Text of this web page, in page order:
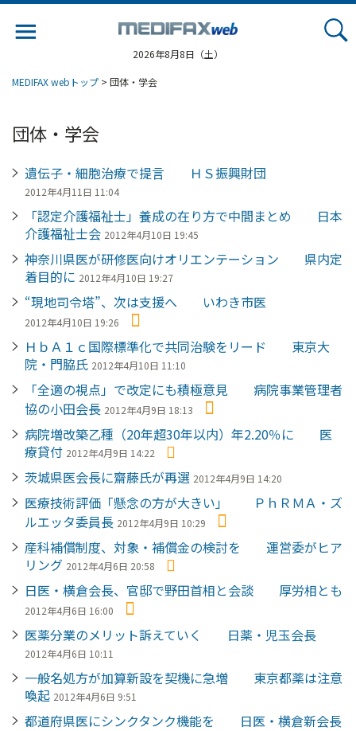
2026年8月8日（土）
MEDIFAX webトップ > 団体・学会
団体・学会
遺伝子・細胞治療で提言 ＨＳ振興財団
2012年4月11日 11:04
「認定介護福祉士」養成の在り方で中間まとめ 日本
介護福祉士会 2012年4月10日 19:45
神奈川県医が研修医向けオリエンテーション 県内定
着目的に 2012年4月10日 19:27
“現地司令塔”、次は支援へ いわき市医
2012年4月10日 19:26
ＨｂＡ１ｃ国際標準化で共同治験をリード 東京大
院・門脇氏 2012年4月10日 11:10
「全適の視点」で改定にも積極意見 病院事業管理者
協の小田会長 2012年4月9日 18:13
病院増改築乙種（20年超30年以内）年2.20％に 医
療貸付 2012年4月9日 14:22
茨城県医会長に齋藤氏が再選 2012年4月9日 14:20
医療技術評価「懸念の方が大きい」 ＰｈＲＭＡ・ズ
ルエッタ委員長 2012年4月9日 10:29
産科補償制度、対象・補償金の検討を 運営委がヒア
リング 2012年4月6日 20:58
日医・横倉会長、官邸で野田首相と会談 厚労相とも
2012年4月6日 16:00
医薬分業のメリット訴えていく 日薬・児玉会長
2012年4月6日 10:11
一般名処方が加算新設を契機に急増 東京都薬は注意
喚起 2012年4月6日 9:51
都道府県医にシンクタンク機能を 日医・横倉新会長